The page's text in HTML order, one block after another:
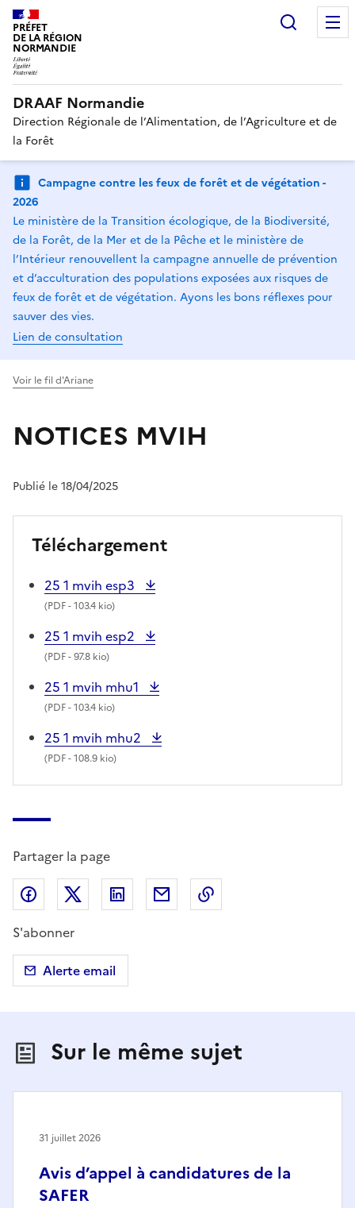
PRÉFET
DE LA RÉGION
NORMANDIE
DRAAF Normandie
Direction Régionale de l’Alimentation, de l’Agriculture et de
la Forêt
Campagne contre les feux de forêt et de végétation -
2026
Le ministère de la Transition écologique, de la Biodiversité,
de la Forêt, de la Mer et de la Pêche et le ministère de
l’Intérieur renouvellent la campagne annuelle de prévention
et d’acculturation des populations exposées aux risques de
feux de forêt et de végétation. Ayons les bons réflexes pour
sauver des vies.
Lien de consultation
Voir le fil d'Ariane
NOTICES MVIH
Publié le 18/04/2025
Téléchargement
25 1 mvih esp3
(PDF- 103.4 kio)
25 1 mvih esp2
(PDF- 97.8 kio)
25 1 mvih mhu1
(PDF- 103.4 kio)
25 1 mvih mhu2
(PDF- 108.9 kio)
Partager la page
Partager sur Facebook
Partager sur X (anciennement Twitter)
Partager sur LinkedIn
Partager par email
S'abonner
Alerte email
Sur le même sujet
Avis d’appel à candidatures de la
SAFER
31 juillet 2026